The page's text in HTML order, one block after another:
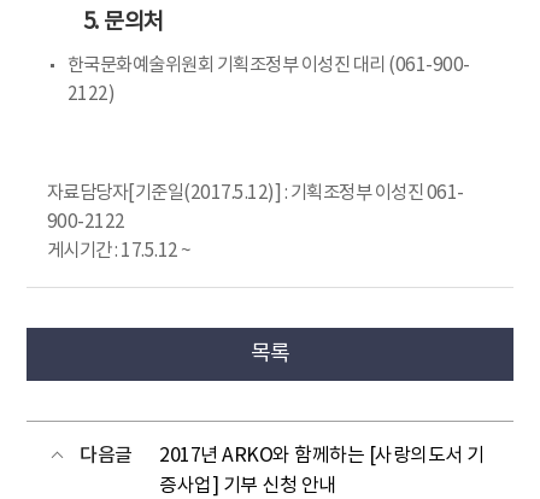
5. 문의처
한국문화예술위원회 기획조정부 이성진 대리 (061-900-
2122)
자료담당자[기준일(2017.5.12)] : 기획조정부 이성진 061-
900-2122
게시기간 : 17.5.12 ~
목록
다음글
2017년 ARKO와 함께하는 [사랑의도서 기
증사업] 기부 신청 안내